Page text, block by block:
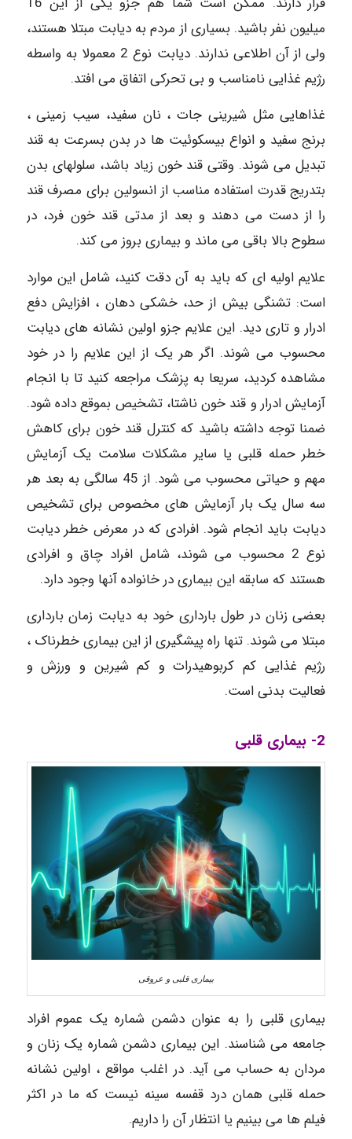
میلیون نفر باشید. بسیاری از مردم به دیابت مبتلا هستند،
ولی از آن اطلاعی ندارند. دیابت نوع 2 معمولا به واسطه
رژیم غذایی نامناسب و بی تحرکی اتفاق می افتد.
غذاهایی مثل شیرینی جات ، نان سفید، سیب زمینی ،
برنج سفید و انواع بیسکوئیت ها در بدن بسرعت به قند
تبدیل می شوند. وقتی قند خون زیاد باشد، سلولهای بدن
بتدریج قدرت استفاده مناسب از انسولین برای مصرف قند
را از دست می دهند و بعد از مدتی قند خون فرد، در
سطوح بالا باقی می ماند و بیماری بروز می کند.
علایم اولیه ای که باید به آن دقت کنید، شامل این موارد
است: تشنگی بیش از حد، خشکی دهان ، افزایش دفع
ادرار و تاری دید. این علایم جزو اولین نشانه های دیابت
محسوب می شوند. اگر هر یک از این علایم را در خود
مشاهده کردید، سریعا به پزشک مراجعه کنید تا با انجام
آزمایش ادرار و قند خون ناشتا، تشخیص بموقع داده شود.
ضمنا توجه داشته باشید که کنترل قند خون برای کاهش
خطر حمله قلبی یا سایر مشکلات سلامت یک آزمایش
مهم و حیاتی محسوب می شود. از 45 سالگی به بعد هر
سه سال یک بار آزمایش های مخصوص برای تشخیص
دیابت باید انجام شود. افرادی که در معرض خطر دیابت
نوع 2 محسوب می شوند، شامل افراد چاق و افرادی
هستند که سابقه این بیماری در خانواده آنها وجود دارد.
بعضی زنان در طول بارداری خود به دیابت زمان بارداری
مبتلا می شوند. تنها راه پیشگیری از این بیماری خطرناک ،
رژیم غذایی کم کربوهیدرات و کم شیرین و ورزش و
فعالیت بدنی است.
2- بیماری قلبی
بیماری قلبی و عروقی
بیماری قلبی را به عنوان دشمن شماره یک عموم افراد
جامعه می شناسند. این بیماری دشمن شماره یک زنان و
مردان به حساب می آید. در اغلب مواقع ، اولین نشانه
حمله قلبی همان درد قفسه سینه نیست که ما در اکثر
فیلم ها می بینیم یا انتظار آن را داریم.